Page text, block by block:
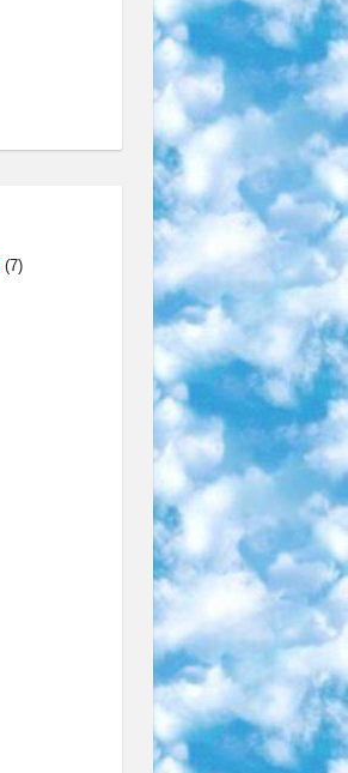
(7)